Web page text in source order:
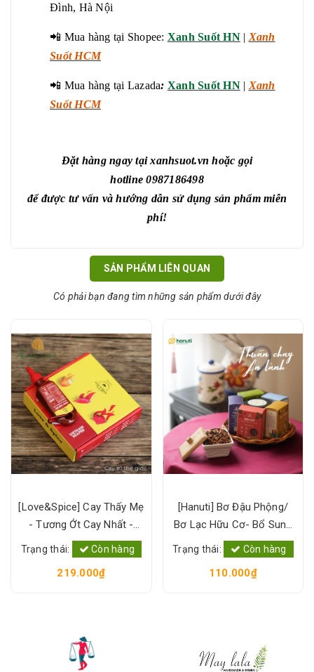
Đình, Hà Nội
📲 Mua hàng tại Shopee: Xanh Suốt HN| Xanh
Suốt HCM
📲 Mua hàng tại Lazada: Xanh Suốt HN| Xanh
Suốt HCM
Đặt hàng ngay tại xanhsuot.vn hoặc gọi
hotline 0987186498
để được tư vấn và hướng dẫn sử dụng sản phẩm miễn
phí!
SẢN PHẨM LIÊN QUAN
Có phải bạn đang tìm những sản phẩm dưới đây
[Love&Spice] Cay Thấy Mẹ
- Tương Ớt Cay Nhất -
100% Ớt Tưới Lên men-
Level 6 [Xanh Suốt]
Trạng thái: Còn hàng
219.000₫
[Hanuti] Bơ Đậu Phộng/
Bơ Lạc Hữu Cơ- Bổ Sung
Protein Thực Vật, Sạch
Lành, Tốt Sức Khỏe [Xanh
Suốt]
Trạng thái: Còn hàng
110.000₫